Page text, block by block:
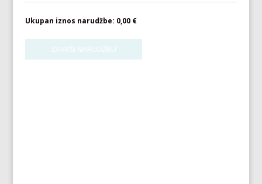
Ukupan iznos narudžbe: 0,00 €